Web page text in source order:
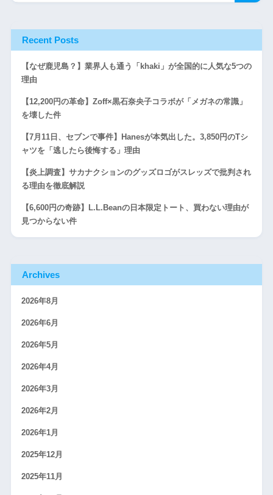
Recent Posts
【なぜ鹿児島？】業界人も通う「khaki」が全国的に人気な5つの
理由
【12,200円の革命】Zoff×黒石奈央子コラボが「メガネの常識」
を壊した件
【7月11日、セブンで事件】Hanesが本気出した。3,850円のTシ
ャツを「逃したら後悔する」理由
【炎上調査】サカナクションのグッズロゴがスレッズで批判され
る理由を徹底解説
【6,600円の奇跡】L.L.Beanの日本限定トート、買わない理由が
見つからない件
Archives
2026年8月
2026年6月
2026年5月
2026年4月
2026年3月
2026年2月
2026年1月
2025年12月
2025年11月